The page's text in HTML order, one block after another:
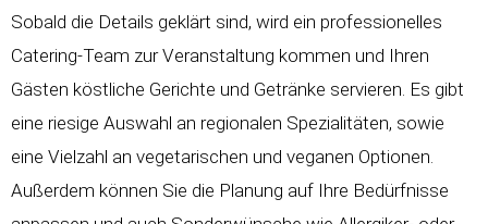
Sobald die Details geklärt sind, wird ein professionelles
Catering-Team zur Veranstaltung kommen und Ihren
Gästen köstliche Gerichte und Getränke servieren. Es gibt
eine riesige Auswahl an regionalen Spezialitäten, sowie
eine Vielzahl an vegetarischen und veganen Optionen.
Außerdem können Sie die Planung auf Ihre Bedürfnisse